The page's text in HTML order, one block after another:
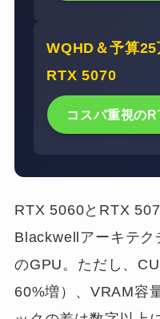
WQHD＆予算25
RTX 5070
コスパ重視の
RTX 5060とRTX
Blackwellアーキテク
のGPU。ただし、
60%増）、VRAM容